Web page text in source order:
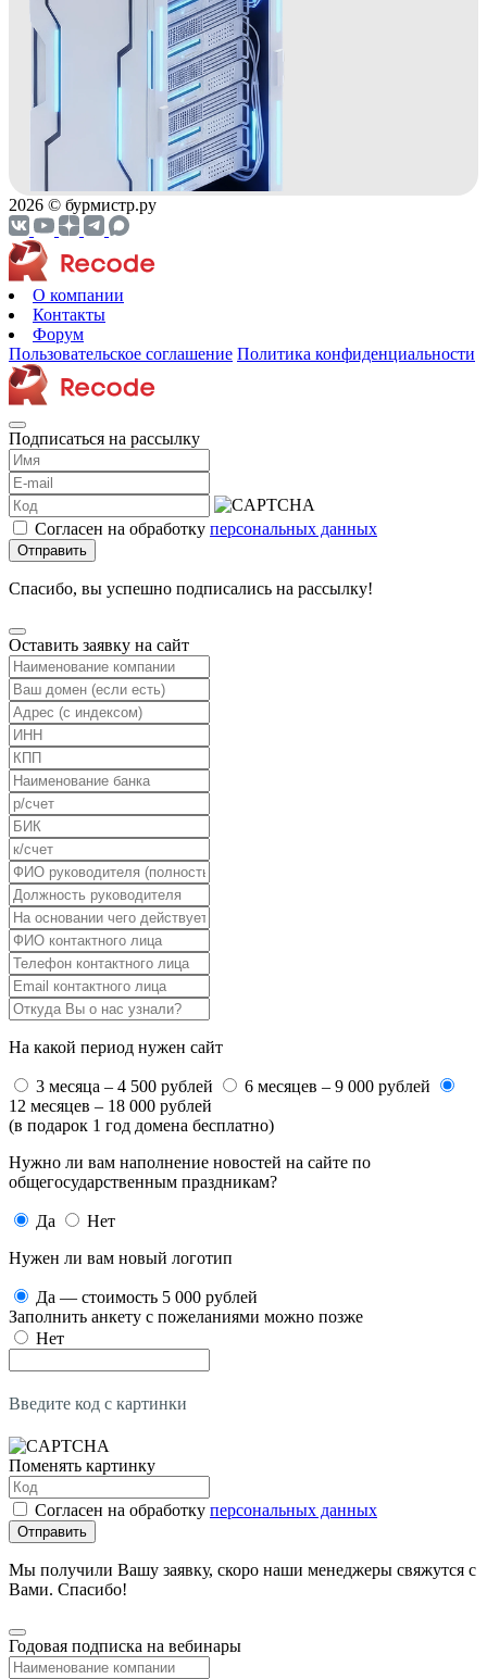
2026 © бурмистр.ру
О компании
Контакты
Форум
Пользовательское соглашение Политика конфиденциальности
Подписаться на рассылку
Согласен на обработку персональных данных
Отправить
Спасибо, вы успешно подписались на рассылку!
Оставить заявку на сайт
На какой период нужен сайт
3 месяца – 4 500 рублей
6 месяцев – 9 000 рублей
12 месяцев – 18 000 рублей
(в подарок 1 год домена бесплатно)
Нужно ли вам наполнение новостей на сайте по
общегосударственным праздникам?
Да
Нет
Нужен ли вам новый логотип
Да — стоимость 5 000 рублей
Заполнить анкету с пожеланиями можно позже
Нет
Введите код с картинки
Поменять картинку
Согласен на обработку персональных данных
Отправить
Мы получили Вашу заявку, скоро наши менеджеры свяжутся с
Вами. Спасибо!
Годовая подписка на вебинары